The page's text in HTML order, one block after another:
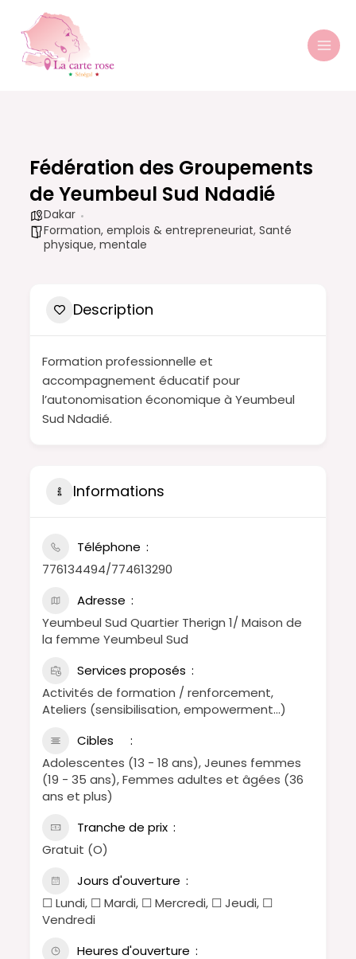
contenu
Fédération des Groupements
de Yeumbeul Sud Ndadié
Dakar
Formation, emplois & entrepreneuriat,Santé
physique, mentale
Description
Formation professionnelle et
accompagnement éducatif pour
l’autonomisation économique à Yeumbeul
Sud Ndadié.
Informations
Téléphone
776134494/774613290
Adresse
Yeumbeul Sud Quartier Therign 1/ Maison de
la femme Yeumbeul Sud
Services proposés
Activités de formation / renforcement,
Ateliers (sensibilisation, empowerment…)
Cibles
Adolescentes (13 - 18 ans), Jeunes femmes
(19 - 35 ans), Femmes adultes et âgées (36
ans et plus)
Tranche de prix
Gratuit (O)
Jours d'ouverture
☐ Lundi, ☐ Mardi, ☐ Mercredi, ☐ Jeudi, ☐
Vendredi
Heures d'ouverture